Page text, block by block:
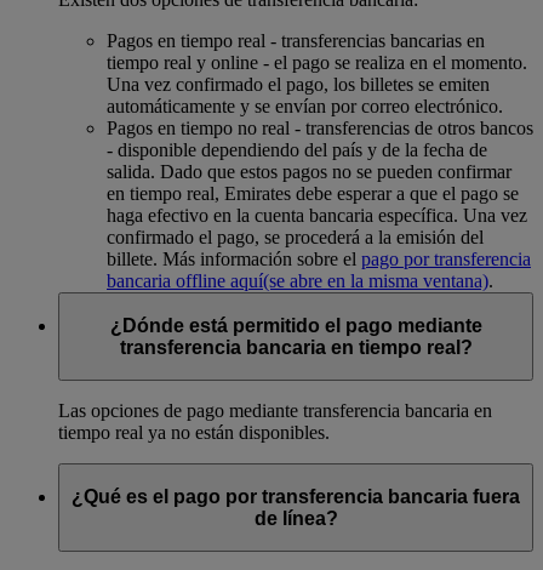
Pagos en tiempo real - transferencias bancarias en
tiempo real y online - el pago se realiza en el momento.
Una vez confirmado el pago, los billetes se emiten
automáticamente y se envían por correo electrónico.
Pagos en tiempo no real - transferencias de otros bancos
- disponible dependiendo del país y de la fecha de
salida. Dado que estos pagos no se pueden confirmar
en tiempo real, Emirates debe esperar a que el pago se
haga efectivo en la cuenta bancaria específica. Una vez
confirmado el pago, se procederá a la emisión del
billete. Más información sobre el pago por transferencia
bancaria offline aquí(se abre en la misma ventana).
¿Dónde está permitido el pago mediante
transferencia bancaria en tiempo real?
Las opciones de pago mediante transferencia bancaria en
tiempo real ya no están disponibles.
¿Qué es el pago por transferencia bancaria fuera
de línea?